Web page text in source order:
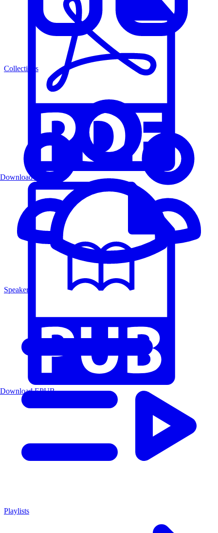
Collections
Speakers
Playlists
Download PDF
Download EPUB